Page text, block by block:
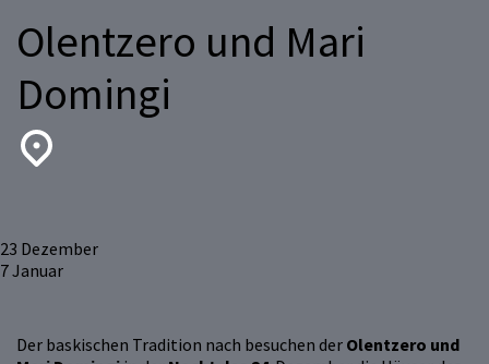
Olentzero und Mari
Domingi
23 Dezember
7Januar
Der baskischen Tradition nach besuchen der Olentzero und